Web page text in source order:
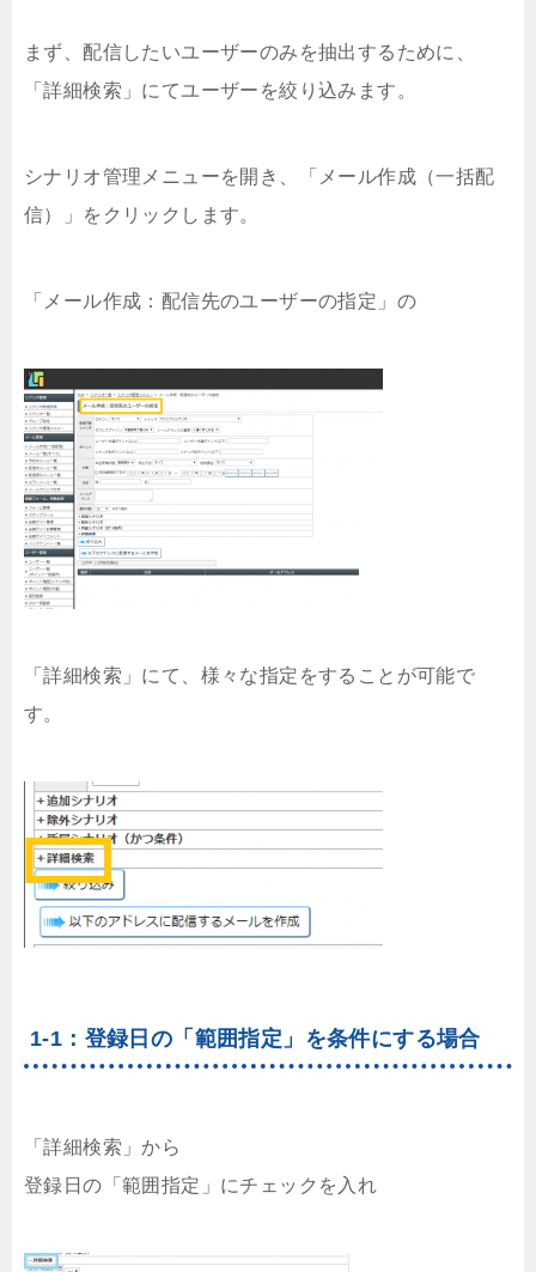
まず、配信したいユーザーのみを抽出するために、
「詳細検索」にてユーザーを絞り込みます。
シナリオ管理メニューを開き、「メール作成（一括配
信）」をクリックします。
「メール作成：配信先のユーザーの指定」の
「詳細検索」にて、様々な指定をすることが可能で
す。
1-1：登録日の「範囲指定」を条件にする場合
「詳細検索」から
登録日の「範囲指定」にチェックを入れ